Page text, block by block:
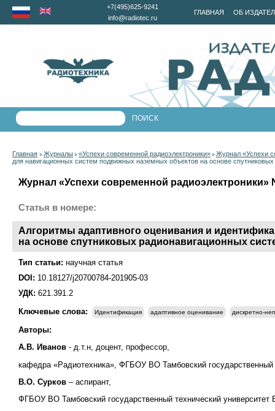
ГЛАВНАЯ ОБ
+7(495)625-9241
info@radiotec.ru
Главная > Журналы > «Успехи современной радиоэлектроники» > Журнал «Успехи
для навигационных систем подвижных наземных объектов на основе
Журнал «Успехи современной радиоэлектроники»
Статья в номере:
Алгоритмы адаптивного оценивания и
на основе спутниковых радионавигационных
Тип статьи: научная статья
DOI: 10.18127/j20700784-201905-03
УДК: 621.391.2
Ключевые слова:
Идентификация адаптивное оценивание дискретно-
Авторы:
А.В. Иванов - д.т.н, доцент, профессор,
кафедра «Радиотехника», ФГБОУ ВО Тамбовский государственный
В.О. Сурков – аспирант,
ФГБОУ ВО Тамбовский государственный технический университет